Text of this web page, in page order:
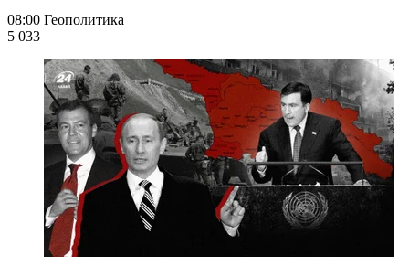
08:00 Геополитика
5 033